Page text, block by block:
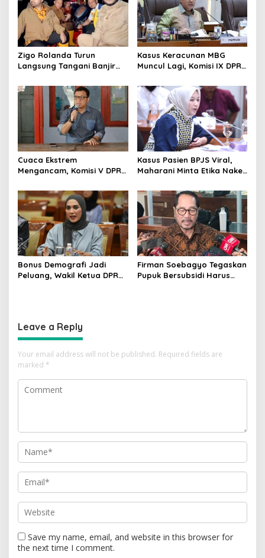
Zigo Rolanda Turun
Langsung Tangani Banjir
Kasus Keracunan MBG
Muncul Lagi, Komisi IX DPR
Jalur Hukum
Cuaca Ekstrem
Mengancam, Komisi V DPR
Kesiapan Petani Indramayu
Kasus Pasien BPJS Viral,
Maharani Minta Etika Nakes
Dievaluasi
Bonus Demografi Jadi
Peluang, Wakil Ketua DPR
Firman Soebagyo Tegaskan
Pupuk Bersubsidi Harus
Leave a Reply
Your email address will not be published. Required fields are
marked *
Save my name, email, and website in this browser for
the next time I comment.